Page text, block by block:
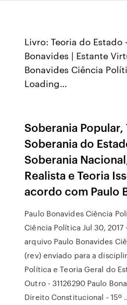
Livro: Teoria do Estado
Bonavides | Estante
Bonavides Ciência
Loading…
Soberania Popular,
Soberania do
Soberania
Realista e Teoria
acordo com Paulo
Paulo Bonavides Ciência
Ciência Política Jul 30, 2017
arquivo Paulo Bonavides
(rev) enviado para a
Política e Teoria Geral do
Outro - 31126290 Paulo
Direito Constitucional - 15º